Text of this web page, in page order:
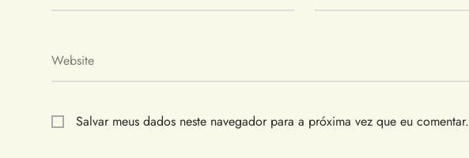
Website
Salvar meus dados neste navegador para a próxima vez que eu comentar.